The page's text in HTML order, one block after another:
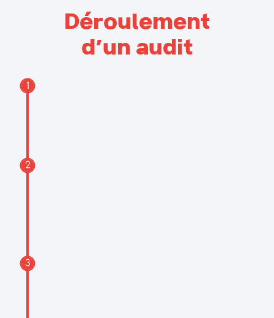
Déroulement
d’un audit